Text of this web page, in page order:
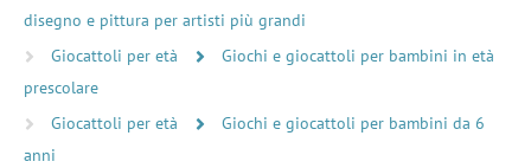
disegno e pittura per artisti più grandi
Giocattoli per età
Giochi e giocattoli per bambini in età
prescolare
Giocattoli per età
Giochi e giocattoli per bambini da 6
anni